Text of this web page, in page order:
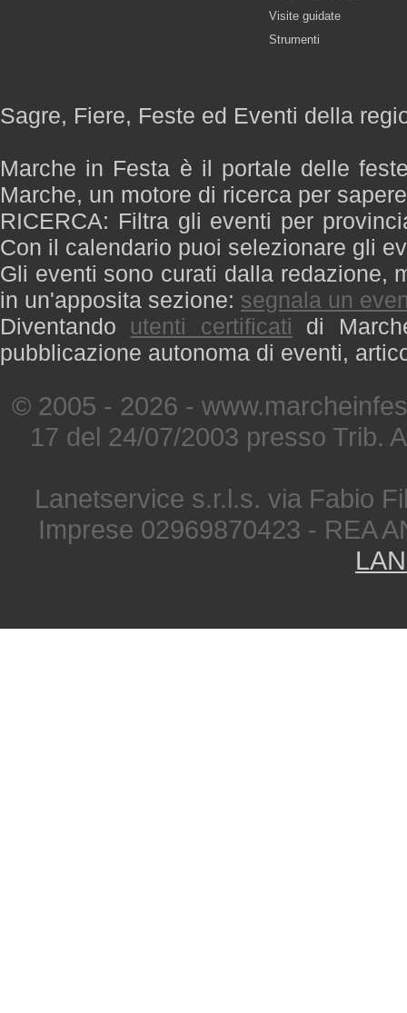
Visite guidate
Strumenti
Sagre, Fiere, Feste ed Eventi della
Marche in Festa è il portale delle
Marche, un motore di ricerca per
RICERCA: Filtra gli eventi per
Con il calendario puoi selezionare gli
Gli eventi sono curati dalla redazione,
in un'apposita sezione: segnala un
Diventando utenti certificati di
pubblicazione autonoma di eventi,
© 2005 - 2026 -
17 del 24/07/2003 presso Trib.
Lanetservice s.r.l.s. via Fabio
Imprese 02969870423 - REA